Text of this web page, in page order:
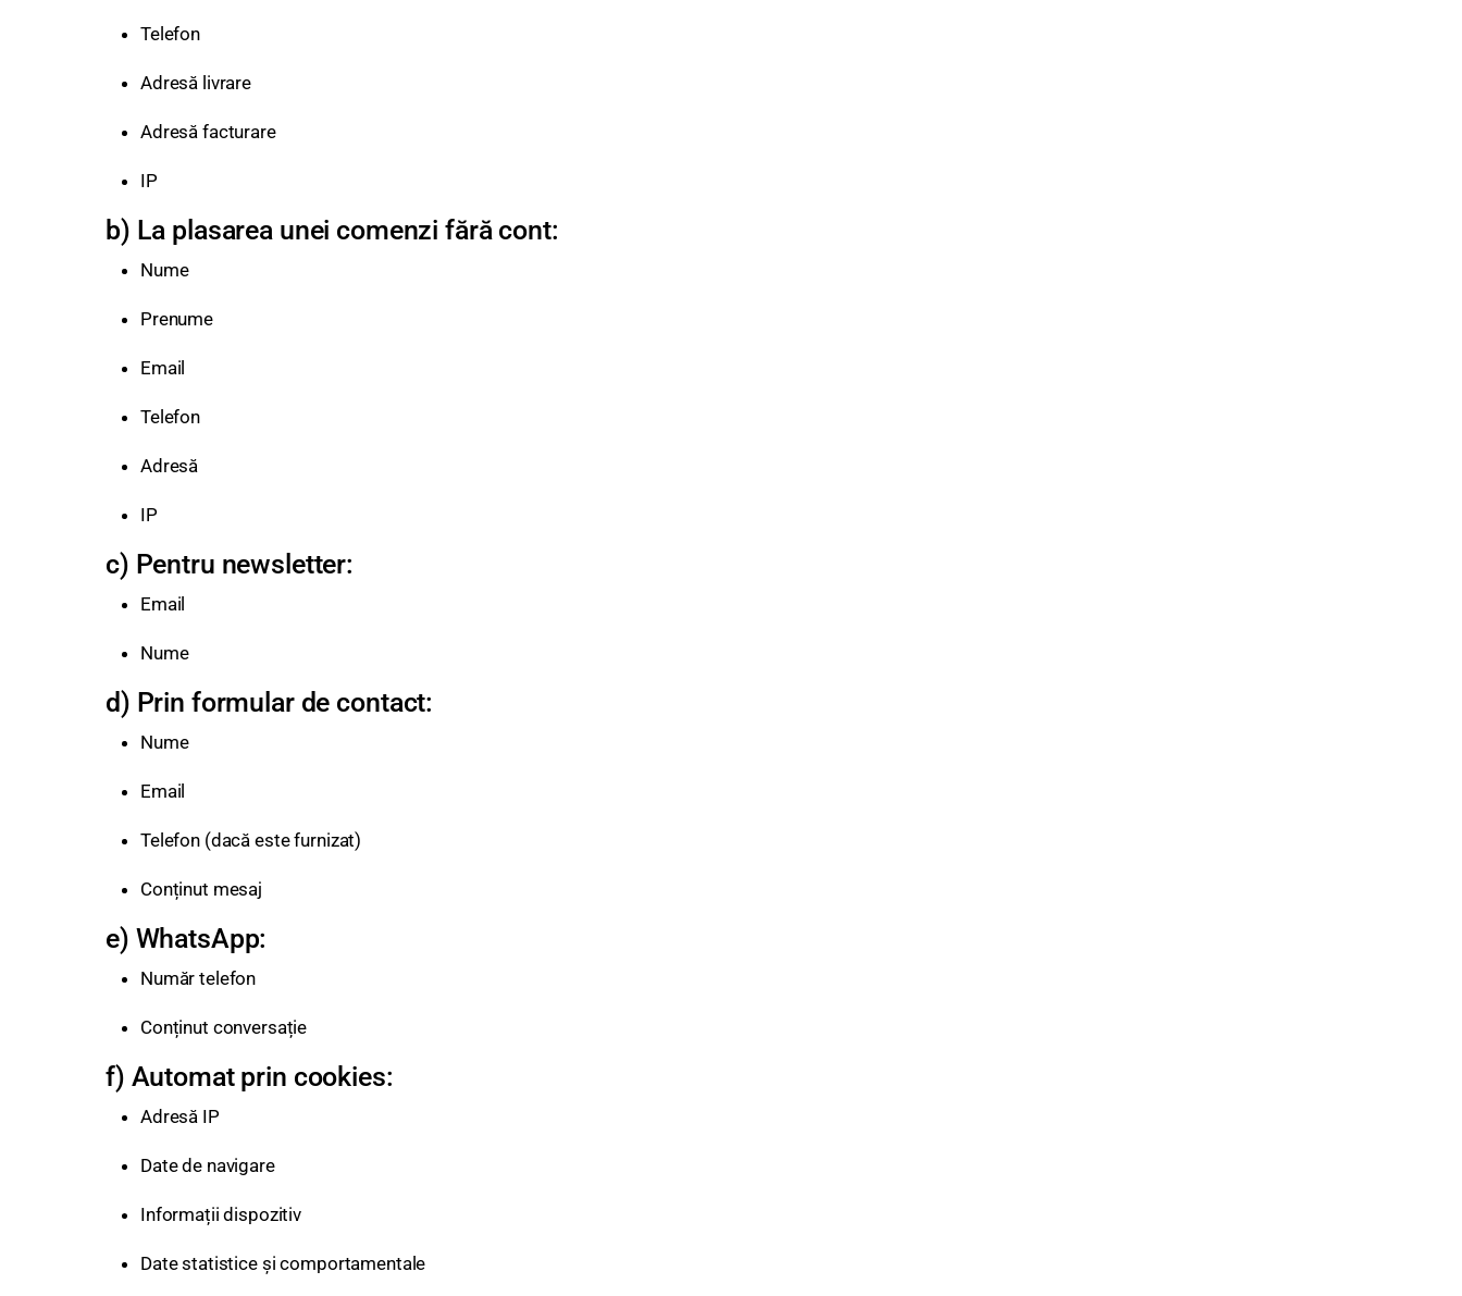
Telefon
Adresă livrare
Adresă facturare
IP
b) La plasarea unei comenzi fără cont:
Nume
Prenume
Email
Telefon
Adresă
IP
c) Pentru newsletter:
Email
Nume
d) Prin formular de contact:
Nume
Email
Telefon (dacă este furnizat)
Conținut mesaj
e) WhatsApp:
Număr telefon
Conținut conversație
f) Automat prin cookies:
Adresă IP
Date de navigare
Informații dispozitiv
Date statistice și comportamentale